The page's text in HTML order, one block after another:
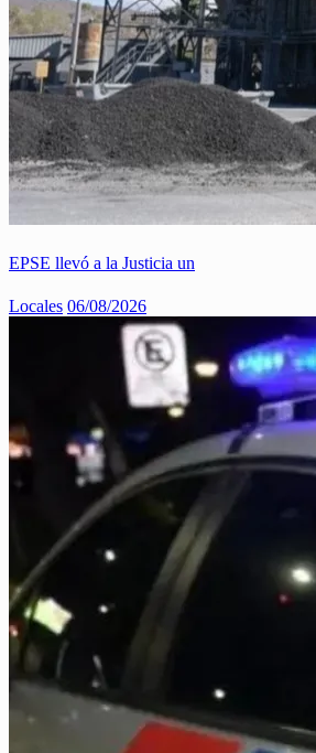
EPSE llevó a la Justicia un
Locales 06/08/2026